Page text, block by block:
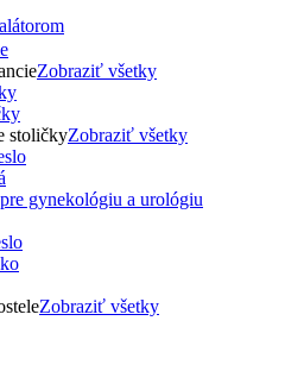
Zobraziť všetky
stoličkyZobraziť všetky
Zobraziť všetky